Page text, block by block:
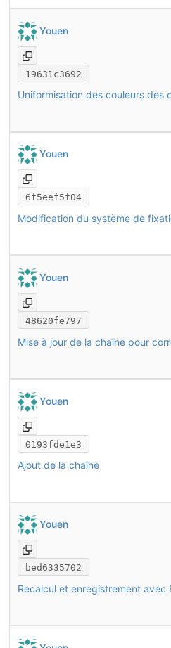
Youen
19631c3692
Youen
6f5eef5f04
Modification du système de
Youen
48620fe797
Youen
0193fde1e3
Ajout de la chaîne
Youen
bed6335702